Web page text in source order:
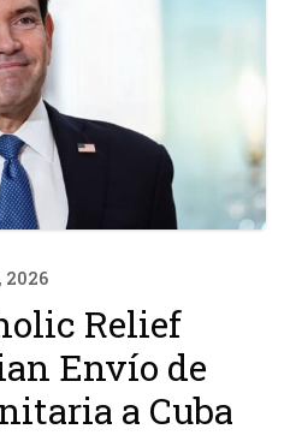
2026
Relief
Envío de
a Cuba